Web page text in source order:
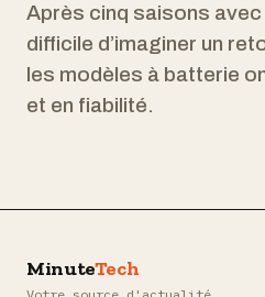
Après cinq saisons
difficile d’imaginer un
les modèles à batterie
et en fiabilité.
MinuteTech